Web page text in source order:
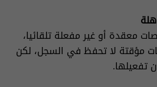
معقدة أو غير مفعلة تلقائيا،
مؤقتة لا تحفظ في السجل، لكن
تفعيلها.